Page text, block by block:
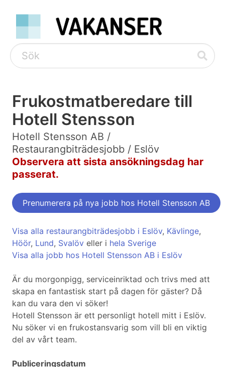
Frukostmatberedare till
Hotell Stensson
Hotell Stensson AB /
Restaurangbiträdesjobb / Eslöv
Observera att sista ansökningsdag har
passerat.
Prenumerera på nya jobb hos Hotell Stensson AB
Visa alla restaurangbiträdesjobb i Eslöv, Kävlinge,
Höör, Lund, Svalöv eller i hela Sverige
Visa alla jobb hos Hotell Stensson AB i Eslöv
Är du morgonpigg, serviceinriktad och trivs med att
skapa en fantastisk start på dagen för gäster? Då
kan du vara den vi söker!
Hotell Stensson är ett personligt hotell mitt i Eslöv.
Nu söker vi en frukostansvarig som vill bli en viktig
del av vårt team.
Publiceringsdatum